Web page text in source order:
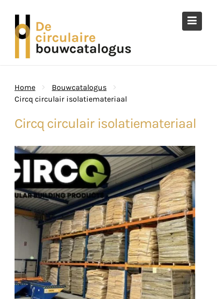
naar
inhoud
Home
Bouwcatalogus
Circq circulair isolatiemateriaal
Circq circulair isolatiemateriaal